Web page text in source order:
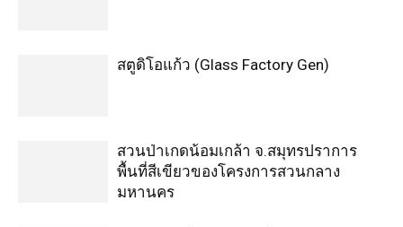
สตูดิโอแก้ว (Glass Factory Gen)
สวนป่าเกดน้อมเกล้า จ.สมุทรปราการ
พื้นที่สีเขียวของโครงการสวนกลาง
มหานคร